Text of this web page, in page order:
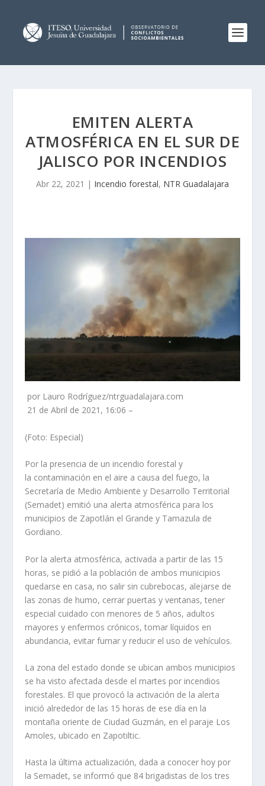
EMITEN ALERTA
ATMOSFÉRICA EN EL SUR DE
JALISCO POR INCENDIOS
Abr 22, 2021 | Incendio forestal, NTR Guadalajara
por Lauro Rodríguez/ntrguadalajara.com
21 de Abril de 2021, 16:06 –
(Foto: Especial)
Por la presencia de un incendio forestal y
la contaminación en el aire a causa del fuego, la
Secretaría de Medio Ambiente y Desarrollo Territorial
(Semadet) emitió una alerta atmosférica para los
municipios de Zapotlán el Grande y Tamazula de
Gordiano.
Por la alerta atmosférica, activada a partir de las 15
horas, se pidió a la población de ambos municipios
quedarse en casa, no salir sin cubrebocas, alejarse de
las zonas de humo, cerrar puertas y ventanas, tener
especial cuidado con menores de 5 años, adultos
mayores y enfermos crónicos, tomar líquidos en
abundancia, evitar fumar y reducir el uso de vehículos.
La zona del estado donde se ubican ambos municipios
se ha visto afectada desde el martes por incendios
forestales. El que provocó la activación de la alerta
inició alrededor de las 15 horas de ese día en la
montaña oriente de Ciudad Guzmán, en el paraje Los
Amoles, ubicado en Zapotiltic.
Hasta la última actualización, dada a conocer hoy por
la Semadet, se informó que 84 brigadistas de los tres